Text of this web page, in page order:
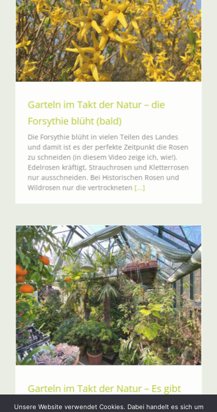
Garteln im Takt der Natur – die
Forsythie blüht (bald)
Die Forsythie blüht in vielen Teilen des Landes
und damit ist es der perfekte Zeitpunkt die Rosen
zu schneiden (in diesem Video zeige ich, wie!).
Edelrosen kräftigt, Strauchrosen und Kletterrosen
nur ausschneiden. Bei Historischen Rosen und
Wildrosen nur die vertrockneten [...]
Garteln im Takt der Natur – Es gibt
immer mehr zu tun!
Unsere Website verwendet Cookies. Dabei handelt es sich um